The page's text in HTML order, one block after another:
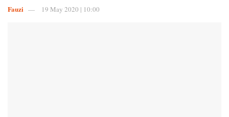
Fauzi 19 May 2020 | 10:00